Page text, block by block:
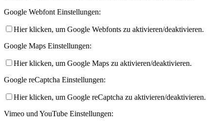
Google Webfont Einstellungen:
Hier klicken, um Google Webfonts zu aktivieren/deaktivieren.
Google Maps Einstellungen:
Hier klicken, um Google Maps zu aktivieren/deaktivieren.
Google reCaptcha Einstellungen:
Hier klicken, um Google reCaptcha zu aktivieren/deaktivieren.
Vimeo und YouTube Einstellungen: